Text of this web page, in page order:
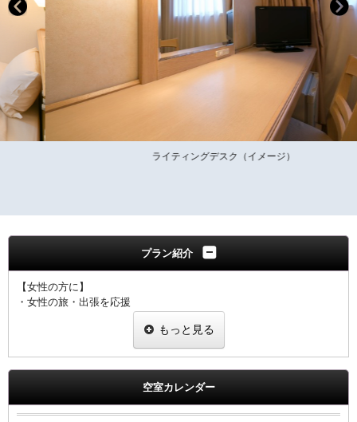
ライティングデスク（イメージ）
プラン紹介
【女性の方に】
・女性の旅・出張を応援
ピュアスマイル eyeしてる
ジュレーム ノンシリコンシャンプー・トリートメント
※内容については変更になることもあります。ご了承下さい。
もっと見る
空室カレンダー